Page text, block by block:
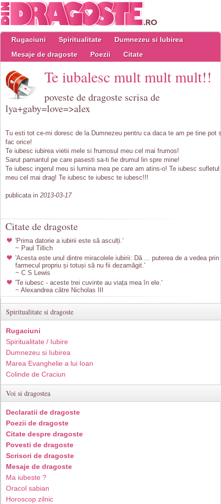
Rugaciuni Spiritualitate
Dumnezeu si Iubirea
Mesaje de dragoste
Poezii Citate
Te iubalesc mult mult mult!!
poveste de dragoste scrisa de
lya+gaby=love=>alex
Tu esti tot ce-mi doresc de la Dumnezeu pentru ca daca te am pe tine pot
fac orice!
Te iubesc iubirea vietii mele si frumosul meu cel mai frumos!
Sarut pamantul pe care pasesti sa-ti fie drumul lin spre mine!
Te iubesc ingerul meu si lumina mea pe care am atins-o! Te iubesc sufletul
meu cel mai drag! Te iubesc te iubesc te iubesc!!!
publicata in 2013-03-17
Citate de dragoste
'Prima datorie a iubirii este să asculți.'
~ Paul Tillich
'Acesta este unul dintre miracolele iubirii: Dă ... puterea de a vedea prin
farmecul propriu și totuși să nu fii dezamăgit.'
~ C S Lewis
'Te iubesc - aceste trei cuvinte au viața mea în ele.'
~ Alexandrea către Nicholas III
Spiritualitate si dragoste
Rugaciuni
Spiritualitate / Iubire
Dumnezeu si Iubirea
Marea Evanghelie a lui Ioan
Colinde de Craciun
Voi si dragostea
Declaratii de dragoste
Poezii de dragoste
Citate despre dragoste
Povesti de dragoste
Scrisori de dragoste
Mesaje de dragoste
Ma iubeste ?
Oracol sabian
Horoscop zilnic